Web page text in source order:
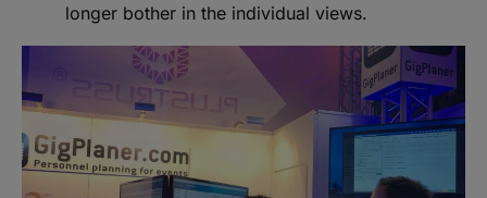
longer bother in the individual views.